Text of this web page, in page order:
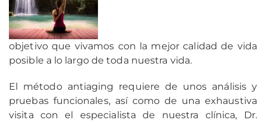
objetivo que vivamos con la mejor calidad de vida
posible a lo largo de toda nuestra vida.
El método antiaging requiere de unos análisis y
pruebas funcionales, así como de una exhaustiva
visita con el especialista de nuestra clínica, Dr.